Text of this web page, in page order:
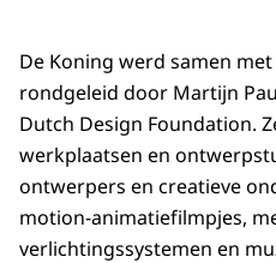
De Koning werd samen
rondgeleid door Martijn
Dutch Design Foundation.
werkplaatsen en
ontwerpers en creatieve
motion-animatiefilmpjes,
verlichtingssystemen en